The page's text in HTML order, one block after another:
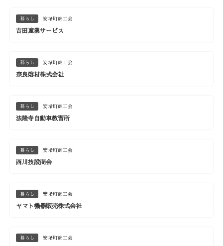
暮らし 安堵町商工会
吉田産業サービス
暮らし 安堵町商工会
奈良熔材株式会社
暮らし 安堵町商工会
法隆寺自動車教習所
暮らし 安堵町商工会
西川技設商会
暮らし 安堵町商工会
ヤマト機器販売株式会社
暮らし 安堵町商工会